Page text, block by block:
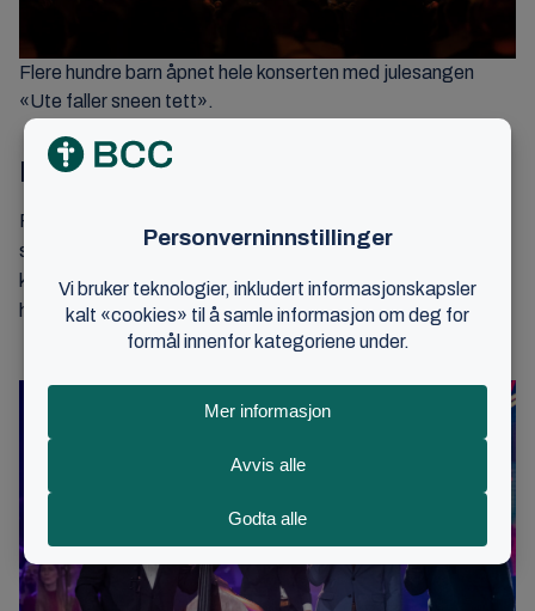
Flere hundre barn åpnet hele konserten med julesangen
«Ute faller sneen tett».
Barnas åpning av julekonserten
For et lite barn er det en stor opplevelse å få være med å
synge foran en fullsatt sal. Barna har øvd i lang tid for å bli
klar til konserten, og det var tydelig for publikum å se at de
har gledet seg til å stå der og dele sin sangglede.